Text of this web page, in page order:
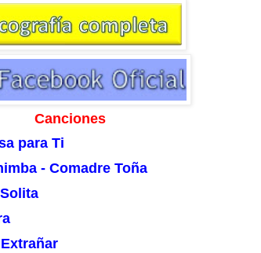
Canciones
para Ti
- Comadre Toña